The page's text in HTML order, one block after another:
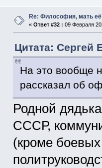
Re: Философия, мать её
« Ответ #32 : 09 Февраля
Цитата: Сергей
На это вообще
рассказал об
Родной
СССР,
(кроме